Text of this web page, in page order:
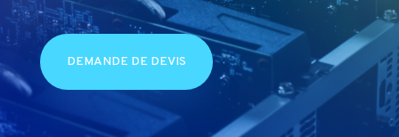
DEMANDE DE DEVIS